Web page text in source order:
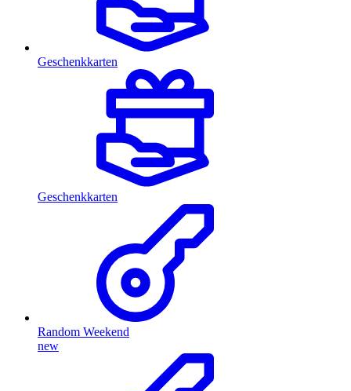
Geschenkkarten
Geschenkkarten
Random Weekend
new